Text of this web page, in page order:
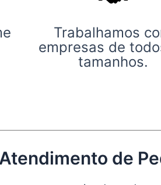
Trabalhamos
empresas de
tamanhos.
de